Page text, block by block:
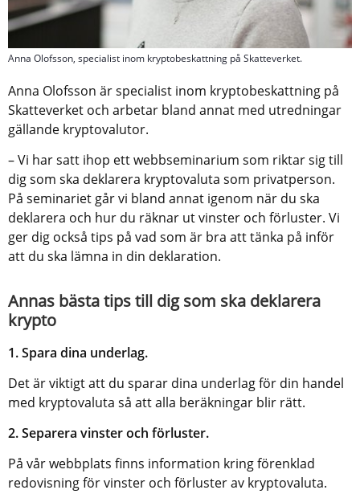
Anna Olofsson, specialist inom kryptobeskattning på Skatteverket.
Anna Olofsson är specialist inom kryptobeskattning på
Skatteverket och arbetar bland annat med utredningar
gällande kryptovalutor.
– Vi har satt ihop ett webbseminarium som riktar sig till
dig som ska deklarera kryptovaluta som privatperson.
På seminariet går vi bland annat igenom när du ska
deklarera och hur du räknar ut vinster och förluster. Vi
ger dig också tips på vad som är bra att tänka på inför
att du ska lämna in din deklaration.
Annas bästa tips till dig som ska deklarera
krypto
1. Spara dina underlag.
Det är viktigt att du sparar dina underlag för din handel
med kryptovaluta så att alla beräkningar blir rätt.
2. Separera vinster och förluster.
På vår webbplats finns information kring förenklad
redovisning för vinster och förluster av kryptovaluta.